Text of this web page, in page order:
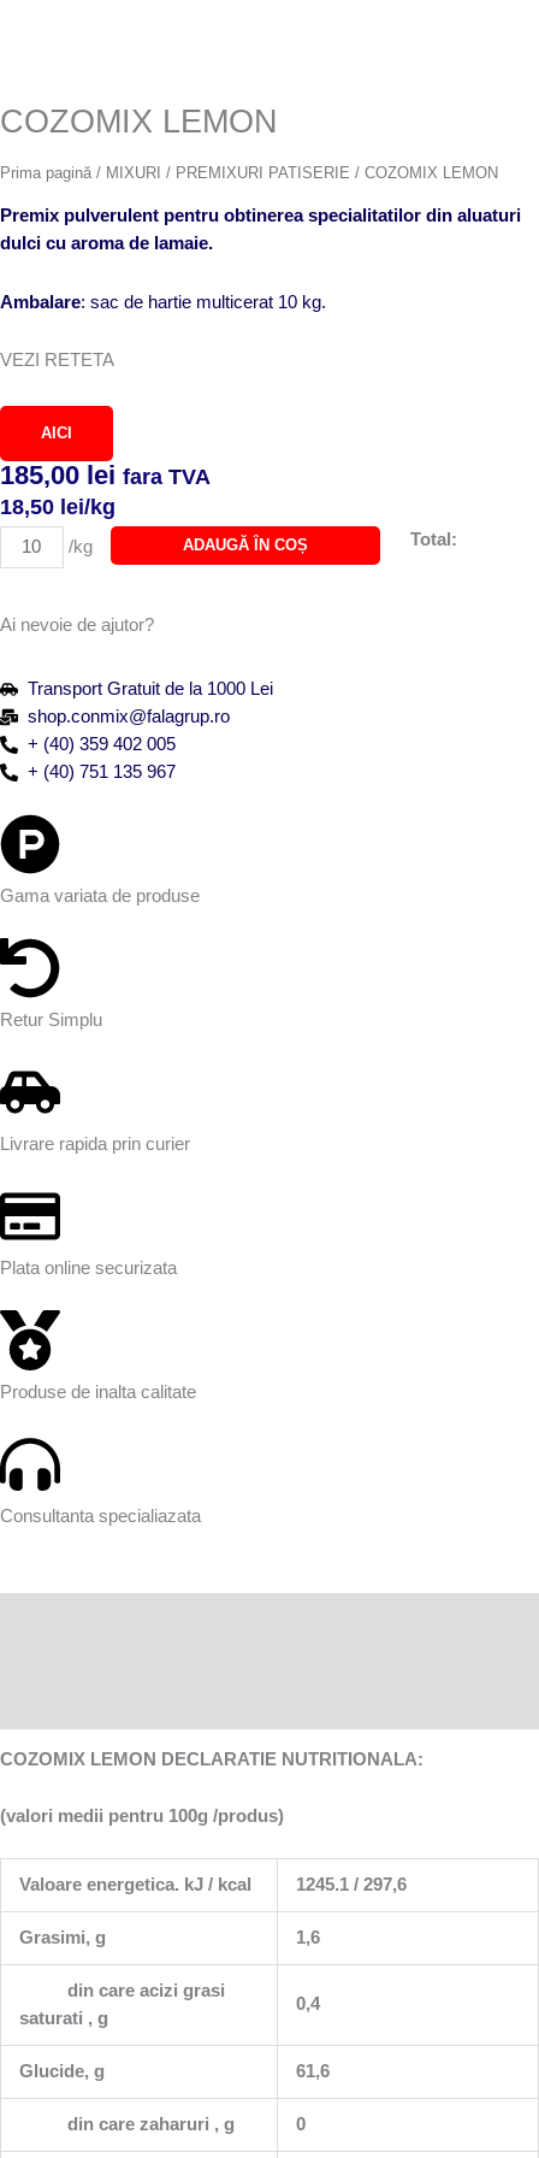
COZOMIX LEMON
Prima pagină / MIXURI / PREMIXURI PATISERIE / COZOMIX LEMON
Premix pulverulent pentru obtinerea specialitatilor din aluaturi
dulci cu aroma de lamaie.
Ambalare: sac de hartie multicerat 10 kg.
VEZI RETETA
AICI
185,00 lei fara TVA
18,50 lei/kg
Cantitate
COZOMIX
/kg ADAUGĂ ÎN COȘ Total:
Ai nevoie de ajutor?
Transport Gratuit de la 1000 Lei
shop.conmix@falagrup.ro
+ (40) 359 402 005
+ (40) 751 135 967
Gama variata de produse
Retur Simplu
Livrare rapida prin curier
Plata online securizata
Produse de inalta calitate
Consultanta specialiazata
COZOMIX LEMON DECLARATIE NUTRITIONALA:
(valori medii pentru 100g /produs)
Valoare energetica. kJ / kcal 1245.1 / 297,6
Grasimi, g 1,6
din care acizi grasi
saturati , g
0,4
Glucide, g 61,6
din care zaharuri , g 0